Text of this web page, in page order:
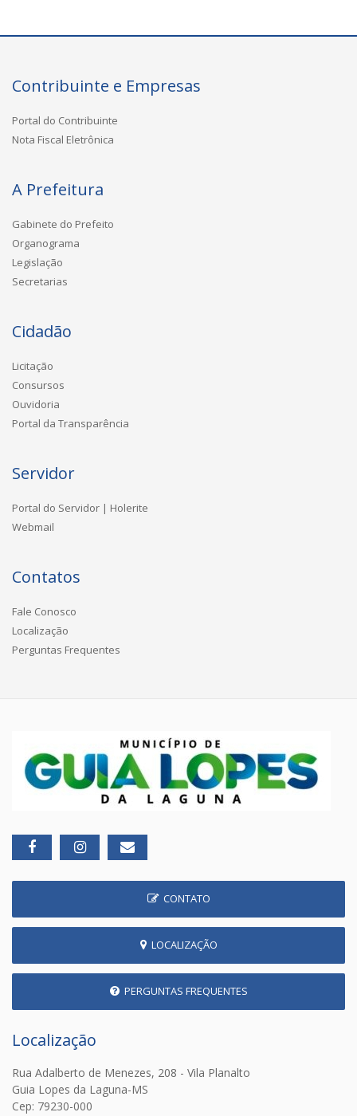
Contribuinte e Empresas
Portal do Contribuinte
Nota Fiscal Eletrônica
A Prefeitura
Gabinete do Prefeito
Organograma
Legislação
Secretarias
Cidadão
Licitação
Consursos
Ouvidoria
Portal da Transparência
Servidor
Portal do Servidor | Holerite
Webmail
Contatos
Fale Conosco
Localização
Perguntas Frequentes
CONTATO
LOCALIZAÇÃO
PERGUNTAS FREQUENTES
Localização
Rua Adalberto de Menezes, 208 - Vila Planalto
Guia Lopes da Laguna-MS
Cep: 79230-000